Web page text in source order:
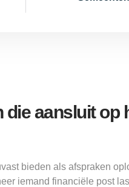
aansluit op
bieden als afspraken
iemand financiële post